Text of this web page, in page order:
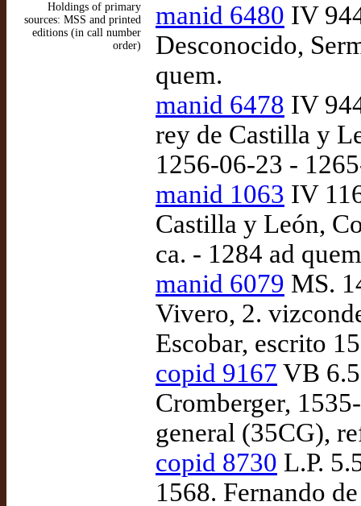
Holdings of primary
sources: MSS and printed
editions (in call number
order)
manid 6480 IV
Desconocido,
quem.
manid 6478 IV
rey de Castilla y
1256-06-23 -
manid 1063 IV
Castilla y León,
ca. - 1284 ad
manid 6079 MS.
Vivero, 2.
Escobar, escrito
copid 9167 VB
Cromberger,
general (35CG),
copid 8730 L.P.
1568. Fernando